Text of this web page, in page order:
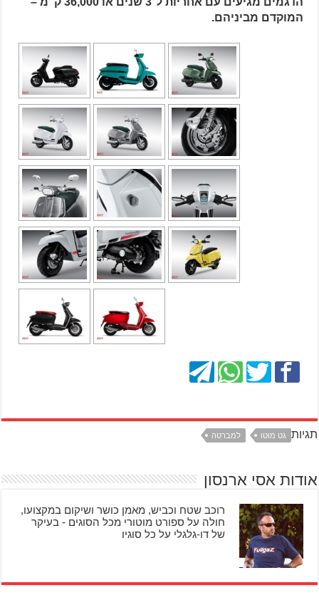
המוקדם מביניהם.
תגיות גט מוטו למברטה
אודות אסי ארנסון
רוכב שטח וכביש, מאמן כושר ושיקום במקצועו,
חולה על ספורט מוטורי מכל הסוגים - בעיקר
של דו-גלגלי על כל סוגיו